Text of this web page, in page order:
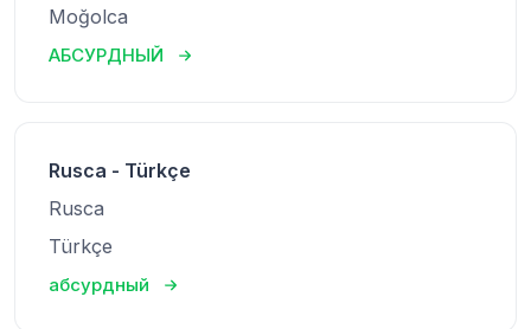
Moğolca
АБСУРДНЫЙ
Rusca - Türkçe
Rusca
Türkçe
абсурдный